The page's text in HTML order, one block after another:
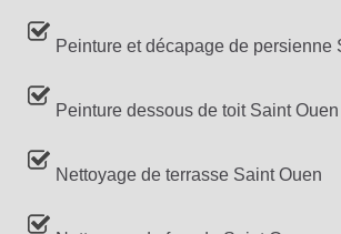
Peinture et décapage de persienne
Peinture dessous de toit Saint Ouen
Nettoyage de terrasse Saint Ouen